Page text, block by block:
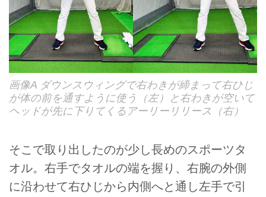
画像A ダウンスウィングで右わきが締まって右ひじ
が体の前を通すように使う（左）と右わきが空いて
ヘッドが先に下りてくるアーリーリリース（右）
そこで取り出したのが少し長めのスポーツタ
オル。右手でタオルの端を握り、右腕の外側
に沿わせて右ひじから内側へと通し左手で引